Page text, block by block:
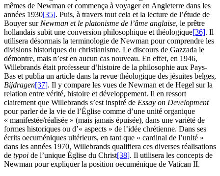
mêmes de Newman et commença à voyager en Angleterre dans les
années 1930[35]. Puis, à travers tout cela et la lecture de l’étude de
Bouyer surNewman et le platonisme de l’âme anglaise, le prêtre
hollandais subit une conversion philosophique et théologique[36]. Il
utilisera désormais la terminologie de Newman pour comprendre les
divisions historiques du christianisme. Le discours de Gazzada le
démontre, mais n’est en aucun cas nouveau. En effet, en 1946,
Willebrands était professeur d’histoire de la philosophie aux Pays-
Bas et publia un article dans la revue théologique des jésuites belges,
Bijdragen[37]. Il y compare les vues de Newman et de Hegel sur la
relation entre vérité, histoire et développement. Il en ressort
clairement que Willebrands s’est inspiré de Essay on Development
pour parler de la vie de l’Église comme d’une unité organique
« manifestée/réalisée » (mais jamais épuisée), dans une variété de
formes historiques ou d’« aspects » de l’idée chrétienne. Dans ses
écrits oecuméniques ultérieurs, en tant que « cardinal de l’unité »
dans les années 1970, Willebrands qualifiera ces diverses réalisations
de typoi de l’unique Église du Christ[38]. Il utilisera les concepts de
Newman pour expliquer la position oecuménique de Vatican II.